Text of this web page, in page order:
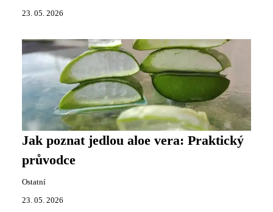
23. 05. 2026
Jak poznat jedlou aloe vera: Praktický
průvodce
Ostatní
23. 05. 2026